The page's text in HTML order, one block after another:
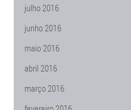
julho 2016
junho 2016
maio 2016
abril 2016
março 2016